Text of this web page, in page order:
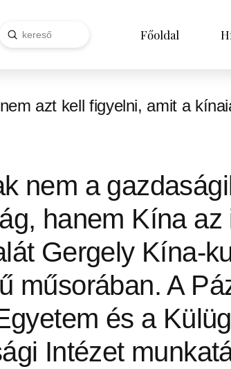
Search
Submit Főoldal
azt kell figyelni, amit a
nem a
hanem Kína
Gergely Kína-
műsorában. A
és a
Intézet